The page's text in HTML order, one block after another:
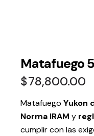
Matafuego
$78,800.00
Matafuego Yukon
Norma IRAM y
cumplir con las